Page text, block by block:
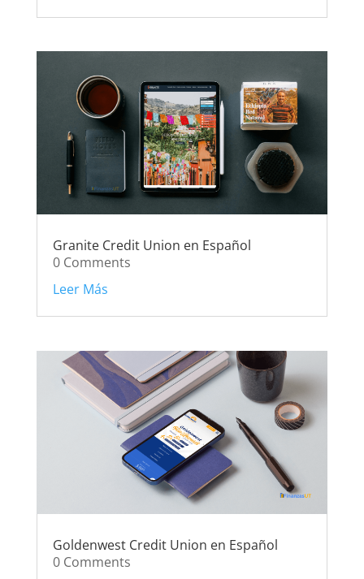
Granite Credit Union en Español
0 Comments
Leer Más
Goldenwest Credit Union en Español
0 Comments